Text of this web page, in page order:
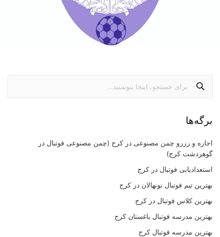
برگه‌ها
اجاره و رزرو چمن مصنوعی در کرج (چمن مصنوعی فوتبال در
گوهردشت کرج)
استعدادیابی فوتبال در کرج
بهترین تیم فوتبال نونهالان در کرج
بهترین کلاس فوتبال در کرج
بهترین مدرسه فوتبال باغستان کرج
بهترین مدرسه فوتبال کرج